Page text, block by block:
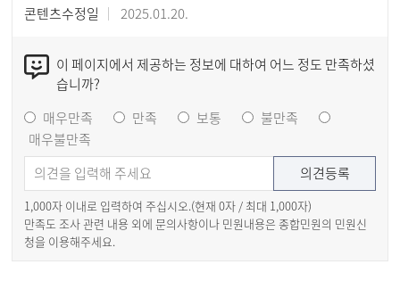
콘텐츠수정일
2025.01.20.
이 페이지에서 제공하는 정보에 대하여 어느 정도 만족하셨
습니까?
매우만족
만족 보통
불만족
매우불만족
1,000자 이내로 입력하여 주십시오.(현재 0자 / 최대 1,000자)
만족도 조사 관련 내용 외에 문의사항이나 민원내용은 종합민원의 민원신
청을 이용해주세요.